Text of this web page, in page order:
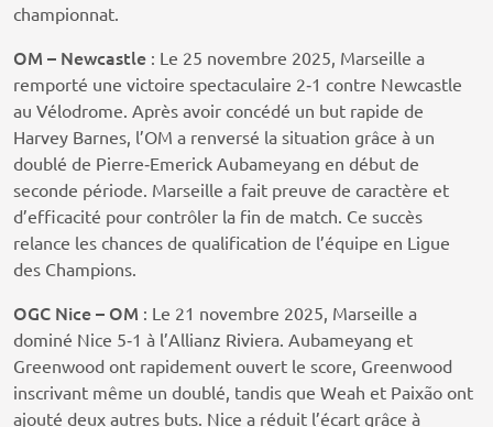
championnat.
OM – Newcastle : Le 25 novembre 2025, Marseille a
remporté une victoire spectaculaire 2‑1 contre Newcastle
au Vélodrome. Après avoir concédé un but rapide de
Harvey Barnes, l’OM a renversé la situation grâce à un
doublé de Pierre‑Emerick Aubameyang en début de
seconde période. Marseille a fait preuve de caractère et
d’efficacité pour contrôler la fin de match. Ce succès
relance les chances de qualification de l’équipe en Ligue
des Champions.
OGC Nice – OM : Le 21 novembre 2025, Marseille a
dominé Nice 5‑1 à l’Allianz Riviera. Aubameyang et
Greenwood ont rapidement ouvert le score, Greenwood
inscrivant même un doublé, tandis que Weah et Paixão ont
ajouté deux autres buts. Nice a réduit l’écart grâce à